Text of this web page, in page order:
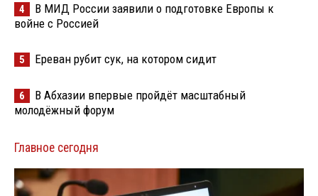
4
В МИД России заявили о подготовке Европы к
войне с Россией
5 Ереван рубит сук, на котором сидит
6
В Абхазии впервые пройдёт масштабный
молодёжный форум
Главное сегодня